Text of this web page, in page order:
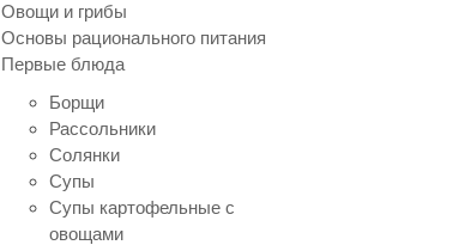
Овощи и грибы
Основы рационального питания
Первые блюда
Борщи
Рассольники
Солянки
Супы
Супы картофельные с
овощами